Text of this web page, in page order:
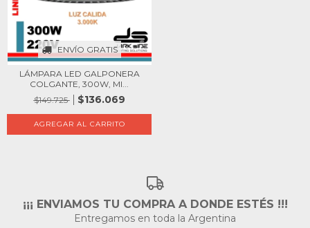
ENVÍO GRATIS
LÁMPARA LED GALPONERA
COLGANTE, 300W, MI...
$149.725
$136.069
¡¡¡ ENVIAMOS TU COMPRA A DONDE ESTÉS !!!
Entregamos en toda la Argentina